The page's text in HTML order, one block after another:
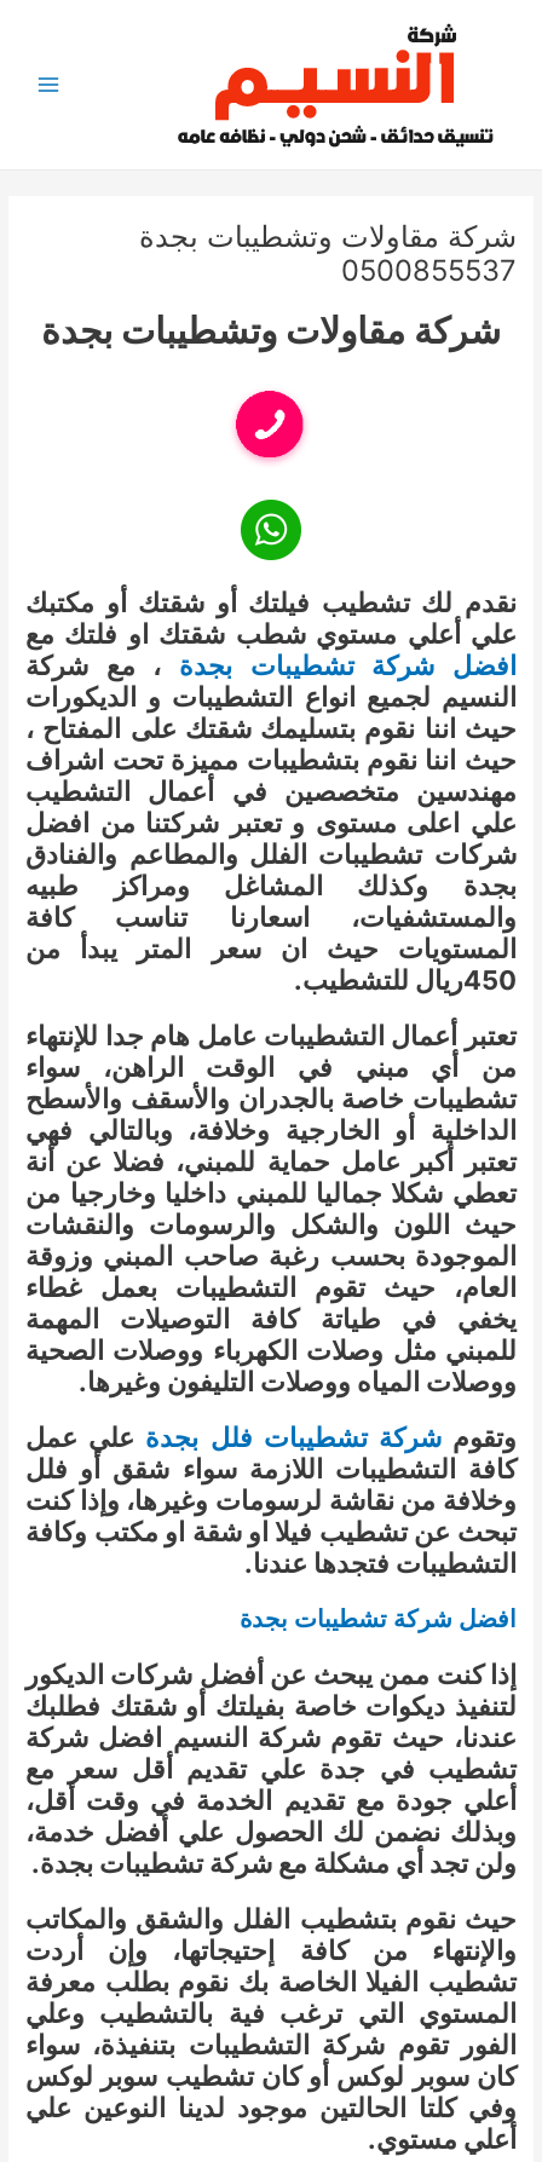
شركة مقاولات وتشطيبات بجدة
0500855537
شركة مقاولات وتشطيبات بجدة
نقدم لك تشطيب فيلتك أو شقتك أو مكتبك
علي أعلي مستوي شطب شقتك او فلتك مع
افضل شركة تشطيبات بجدة ، مع شركة
النسيم لجميع انواع التشطيبات و الديكورات
حيث اننا نقوم بتسليمك شقتك على المفتاح ،
حيث اننا نقوم بتشطيبات مميزة تحت اشراف
مهندسين متخصصين في أعمال التشطيب
علي اعلى مستوى و تعتبر شركتنا من افضل
شركات تشطيبات الفلل والمطاعم والفنادق
بجدة وكذلك المشاغل ومراكز طبيه
والمستشفيات، اسعارنا تناسب كافة
المستويات حيث ان سعر المتر يبدأ من
450ريال للتشطيب.
تعتبر أعمال التشطيبات عامل هام جدا للإنتهاء
من أي مبني في الوقت الراهن، سواء
تشطيبات خاصة بالجدران والأسقف والأسطح
الداخلية أو الخارجية وخلافة، وبالتالي فهي
تعتبر أكبر عامل حماية للمبني، فضلا عن أنة
تعطي شكلا جماليا للمبني داخليا وخارجيا من
حيث اللون والشكل والرسومات والنقشات
الموجودة بحسب رغبة صاحب المبني وزوقة
العام، حيث تقوم التشطيبات بعمل غطاء
يخفي في طياتة كافة التوصيلات المهمة
للمبني مثل وصلات الكهرباء ووصلات الصحية
ووصلات المياه ووصلات التليفون وغيرها.
وتقومشركة تشطيبات فلل بجدة علي عمل
كافة التشطيبات اللازمة سواء شقق أو فلل
وخلافة من نقاشة لرسومات وغيرها، وإذا كنت
تبحث عن تشطيب فيلا او شقة او مكتب وكافة
التشطيبات فتجدها عندنا.
افضل شركة تشطيبات بجدة
إذا كنت ممن يبحث عن أفضل شركات الديكور
لتنفيذ ديكوات خاصة بفيلتك أو شقتك فطلبك
عندنا، حيث تقوم شركة النسيم افضل شركة
تشطيب في جدة علي تقديم أقل سعر مع
أعلي جودة مع تقديم الخدمة في وقت أقل،
وبذلك نضمن لك الحصول علي أفضل خدمة،
ولن تجد أي مشكلة مع شركة تشطيبات بجدة.
حيث نقوم بتشطيب الفلل والشقق والمكاتب
والإنتهاء من كافة إحتيجاتها، وإن أردت
تشطيب الفيلا الخاصة بك نقوم بطلب معرفة
المستوي التي ترغب فية بالتشطيب وعلي
الفور تقوم شركة التشطيبات بتنفيذة، سواء
كان سوبر لوكس أو كان تشطيب سوبر لوكس
وفي كلتا الحالتين موجود لدينا النوعين علي
أعلي مستوي.